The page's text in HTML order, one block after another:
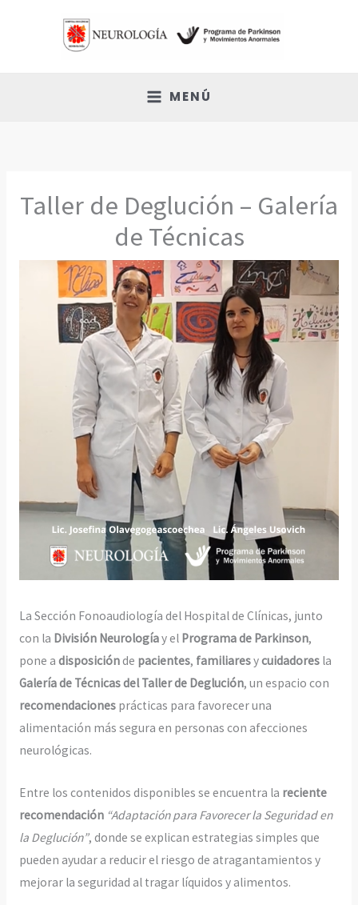
MENÚ
Taller de Deglución – Galería
de Técnicas
La Sección Fonoaudiología del Hospital de Clínicas, junto
con la División Neurologíay el Programa de Parkinson,
pone a disposiciónde pacientes, familiaresycuidadoresla
Galería de Técnicas del Taller de Deglución, un espacio con
recomendacionesprácticas para favorecer una
alimentación más segura en personas con afecciones
neurológicas.
Entre los contenidos disponibles se encuentra la reciente
recomendación “Adaptación para Favorecer la Seguridad en
la Deglución”, donde se explican estrategias simples que
pueden ayudar a reducir el riesgo de atragantamientos y
mejorar la seguridad al tragar líquidos y alimentos.